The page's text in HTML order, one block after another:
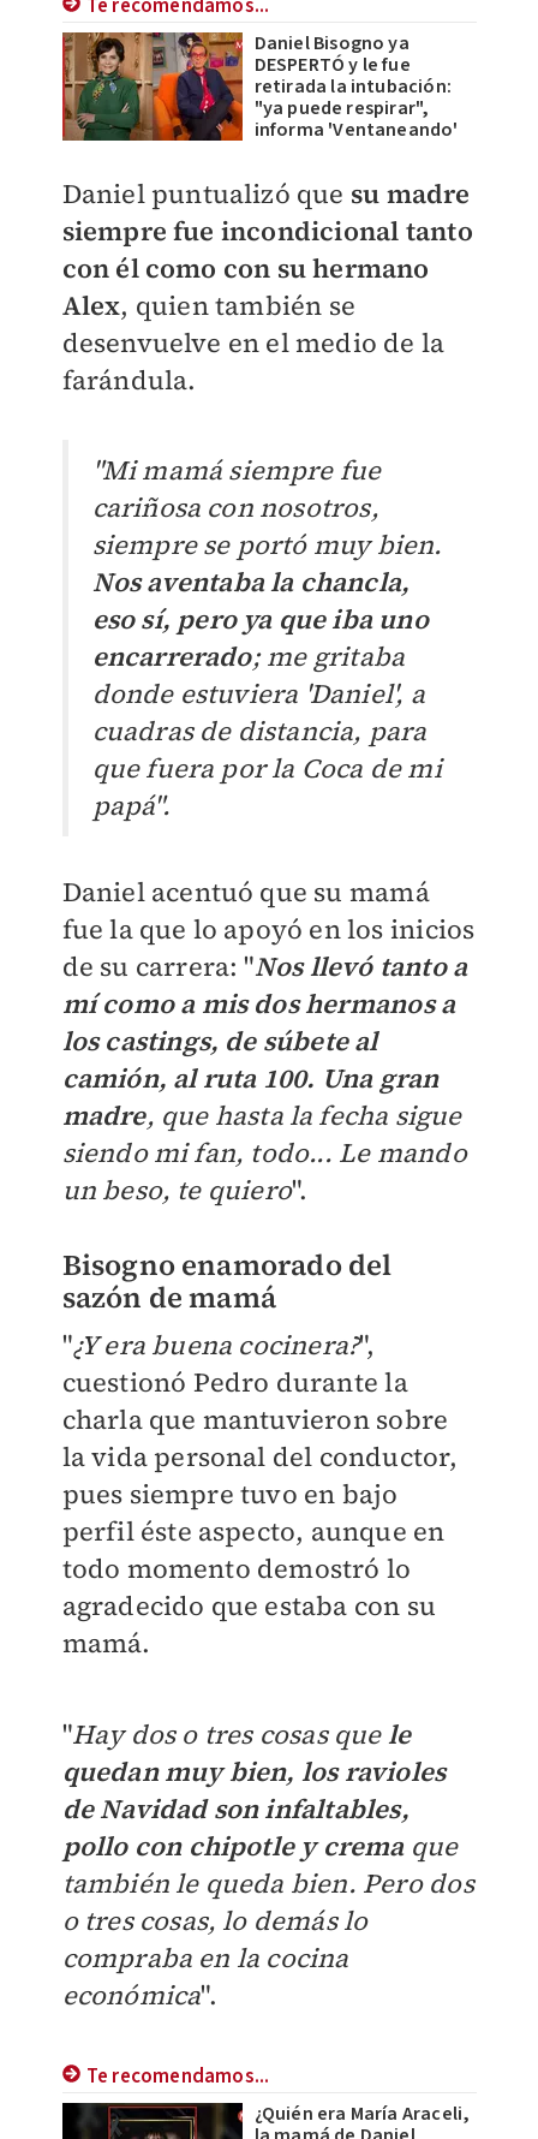
Te recomendamos...
Daniel Bisogno ya
DESPERTÓ y le fue
retirada la intubación:
"ya puede respirar",
informa 'Ventaneando'
Daniel puntualizó que su madre
siempre fue incondicional tanto
con él como con su hermano
Alex, quien también se
desenvuelve en el medio de la
farándula.
"Mi mamá siempre fue
cariñosa con nosotros,
siempre se portó muy bien.
Nos aventaba la chancla,
eso sí, pero ya que iba uno
encarrerado; me gritaba
donde estuviera 'Daniel', a
cuadras de distancia, para
que fuera por la Coca de mi
papá".
Daniel acentuó que su mamá
fue la que lo apoyó en los inicios
de su carrera: "Nos llevó tanto a
mí como a mis dos hermanos a
los castings, de súbete al
camión, al ruta 100. Una gran
madre, que hasta la fecha sigue
siendo mi fan, todo... Le mando
un beso, te quiero".
Bisogno enamorado del
sazón de mamá
"¿Y era buena cocinera?",
cuestionó Pedro durante la
charla que mantuvieron sobre
la vida personal del conductor,
pues siempre tuvo en bajo
perfil éste aspecto, aunque en
todo momento demostró lo
agradecido que estaba con su
mamá.
"Hay dos o tres cosas quele
quedan muy bien, los ravioles
de Navidad son infaltables,
pollo con chipotle y cremaque
también le queda bien. Pero dos
o tres cosas, lo demás lo
compraba en la cocina
económica".
Te recomendamos...
¿Quién era María Araceli,